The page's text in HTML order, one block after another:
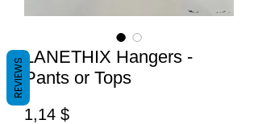
LANETHIX Hangers -
Pants or Tops
1,14 $Preis
REVIEWS